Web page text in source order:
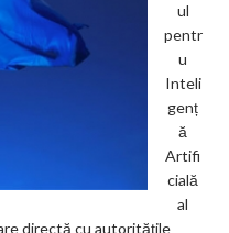
ul
pentr
u
Inteli
genț
ă
Artifi
cială
al
directă cu autoritățile